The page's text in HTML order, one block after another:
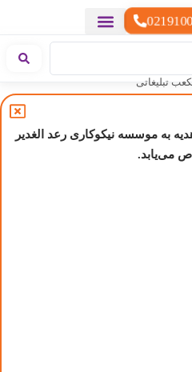
تبلیغاتی
به موسسه نیکوکاری رعد الغدیر
می‌یابد.